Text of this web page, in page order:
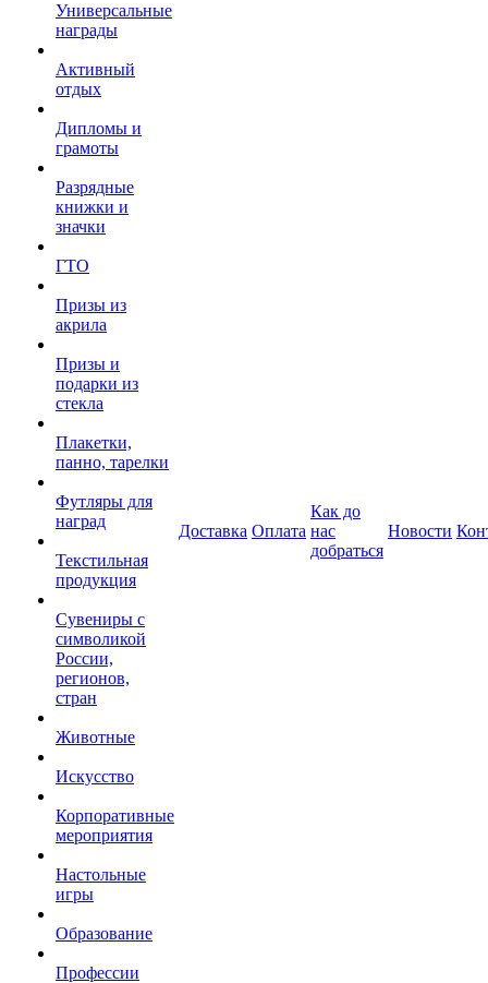
Универсальные
награды
Активный
отдых
Дипломы и
грамоты
Разрядные
книжки и
значки
ГТО
Призы из
акрила
Призы и
подарки из
стекла
Плакетки,
панно, тарелки
Футляры для
наград
Текстильная
продукция
Сувениры с
символикой
России,
регионов,
стран
Животные
Искусство
Корпоративные
мероприятия
Настольные
игры
Образование
Профессии
Доставка Оплата
Как до
нас
добраться
Новости